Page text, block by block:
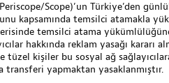
Scope)’un Türkiye’den
kapsamında temsilci atamakla
temsilci atama
hakkında reklam yasağı kararı
kişiler bu sosyal ağ
yapmaktan yasaklanmıştır.